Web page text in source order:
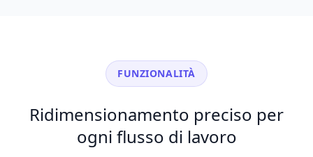
FUNZIONALITÀ
Ridimensionamento preciso per
ogni flusso di lavoro